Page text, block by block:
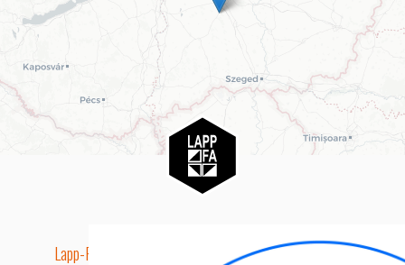
Lapp-Fa EUTR technikai azonosító száma: AA5849163